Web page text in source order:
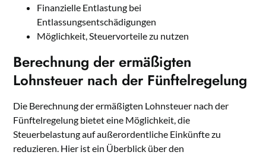
Finanzielle Entlastung bei
Entlassungsentschädigungen
Möglichkeit, Steuervorteile zu nutzen
Berechnung der ermäßigten
Lohnsteuer nach der Fünftelregelung
Die Berechnung der ermäßigten Lohnsteuer nach der
Fünftelregelung bietet eine Möglichkeit, die
Steuerbelastung auf außerordentliche Einkünfte zu
reduzieren. Hier ist ein Überblick über den